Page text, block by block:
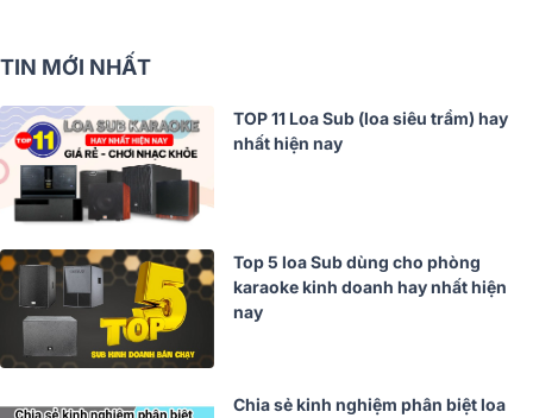
TIN MỚI NHẤT
TOP 11 Loa Sub (loa siêu trầm) hay
nhất hiện nay
Top 5 loa Sub dùng cho phòng
karaoke kinh doanh hay nhất hiện
nay
Chia sẻ kinh nghiệm phân biệt loa